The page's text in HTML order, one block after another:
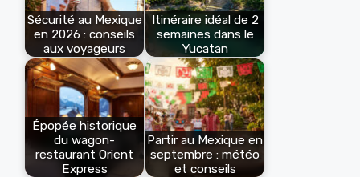
Sécurité au Mexique
en 2026 : conseils
aux voyageurs
Itinéraire idéal de 2
semaines dans le
Yucatan
Épopée historique
du wagon-
restaurant Orient
Express
Partir au Mexique en
septembre : météo
et conseils